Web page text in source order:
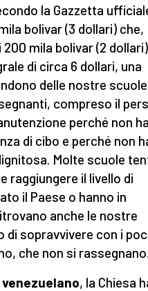
la Gazzetta
bolivar (3 dollari) che,
mila bolivar (2
di circa 6 dollari, una
delle nostre scuole
compreso il
perché non
di cibo e perché non
Molte scuole
raggiungere il livello di
il Paese o hanno in
anche le nostre
di sopravvivere con i
che non si
, la Chiesa